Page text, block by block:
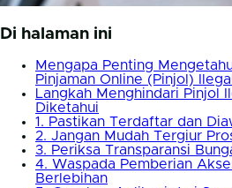
Di halaman ini
Mengapa Penting
Pinjaman Online (Pinjol)
Langkah Menghindari Pinjol
Diketahui
1. Pastikan Terdaftar dan
2. Jangan Mudah Tergiur
3. Periksa Transparansi
4. Waspada Pemberian
Berlebihan